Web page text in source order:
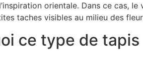
orientale. Dans ce cas, le
taches visibles au milieu des
ce type de tapis